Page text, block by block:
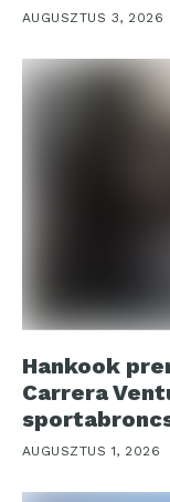
AUGUSZTUS 3, 2026
Hankook
Carrera
AUGUSZTUS 1, 2026